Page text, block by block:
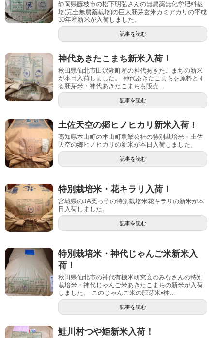
静岡県藤枝市の松下明弘さんの無農薬無化学肥料栽
培(完全無農薬栽培)の巨大胚芽玄米カミアカリの平成
30年産新米が入荷しました。
記事を読む
神代あきたこまち新米入荷！
秋田県仙北市田沢湖町産の神代あきたこまちの新米
が本日入荷しました。 神代あきたこまちを原料とす
る胚芽米・神代あきたこまちも販売...
記事を読む
土佐天空の郷ヒノヒカリ新米入荷！
高知県本山町の本山町農業公社の特別栽培米・土佐
天空の郷ヒノヒカリの新米が本日入荷しました。
記事を読む
特別栽培米・花キラリ入荷！
宮城県のJA栗っ子の特別栽培米花キラリの新米が本
日入荷しました。
記事を読む
特別栽培米・神代じゃんご米新米入
荷！
秋田県仙北市の神代有機米研究会のみなさんの特別
栽培米・神代じゃんご米あきたこまちの新米が入荷
しました。 このじゃんご米の胚芽米•神...
記事を読む
鮭川村つや姫新米入荷！